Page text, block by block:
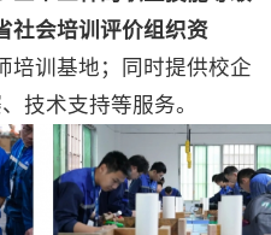
社会培训评价组织资
培训基地；同时提供校企
技术支持等服务。